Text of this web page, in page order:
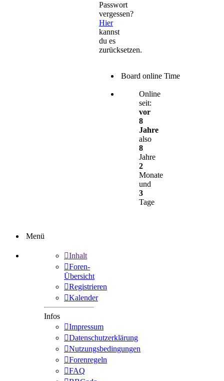
Passwort
vergessen?
Hier
kannst
du es
zurücksetzen.
Board online Time
Online
seit:
vor
8
Jahre
also
8
Jahre
2
Monate
und
3
Tage
Menü
Inhalt
Foren-
Übersicht
Registrieren
Kalender
Infos
Impressum
Datenschutzerklärung
Nutzungsbedingungen
Forenregeln
FAQ